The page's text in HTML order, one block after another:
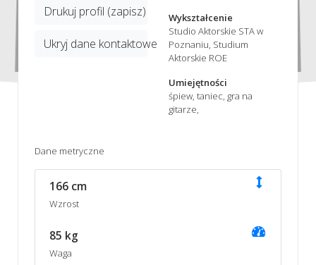
Drukuj profil (zapisz)
Ukryj dane kontaktowe
Wykształcenie
Studio Aktorskie STA w
Poznaniu, Studium
Aktorskie ROE
Umiejętności
śpiew, taniec, gra na
gitarze,
Dane metryczne
166 cm
Wzrost
85 kg
Waga